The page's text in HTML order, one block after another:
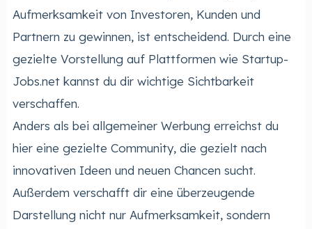
Aufmerksamkeit von Investoren, Kunden und
Partnern zu gewinnen, ist entscheidend. Durch eine
gezielte Vorstellung auf Plattformen wie Startup-
Jobs.net kannst du dir wichtige Sichtbarkeit
verschaffen.
Anders als bei allgemeiner Werbung erreichst du
hier eine gezielte Community, die gezielt nach
innovativen Ideen und neuen Chancen sucht.
Außerdem verschafft dir eine überzeugende
Darstellung nicht nur Aufmerksamkeit, sondern